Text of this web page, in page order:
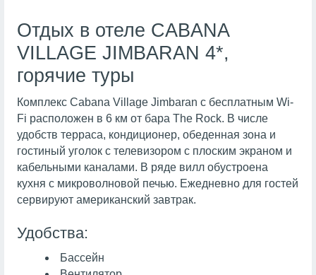
Отдых в отеле CABANA
VILLAGE JIMBARAN 4*,
горячие туры
Комплекс Cabana Village Jimbaran с бесплатным Wi-
Fi расположен в 6 км от бара The Rock. В числе
удобств терраса, кондиционер, обеденная зона и
гостиный уголок с телевизором с плоским экраном и
кабельными каналами. В ряде вилл обустроена
кухня с микроволновой печью. Ежедневно для гостей
сервируют американский завтрак.
Удобства:
Бассейн